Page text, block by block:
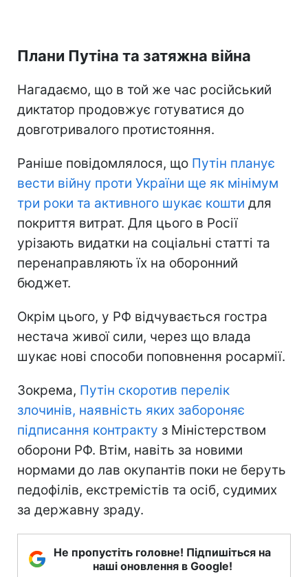
Плани Путіна та затяжна війна
Нагадаємо, що в той же час російський
диктатор продовжує готуватися до
довготривалого протистояння.
Раніше повідомлялося, що Путін планує
вести війну проти України ще як мінімум
три роки та активного шукає кошти для
покриття витрат. Для цього в Росії
урізають видатки на соціальні статті та
перенаправляють їх на оборонний
бюджет.
Окрім цього, у РФ відчувається гостра
нестача живої сили, через що влада
шукає нові способи поповнення росармії.
Зокрема, Путін скоротив перелік
злочинів, наявність яких забороняє
підписання контракту з Міністерством
оборони РФ. Втім, навіть за новими
нормами до лав окупантів поки не беруть
педофілів, екстремістів та осіб, судимих
за державну зраду.
Не пропустіть головне! Підпишіться на
наші оновлення в Google!